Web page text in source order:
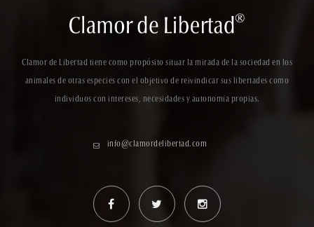
Clamor de Libertad tiene como propósito situar la mirada de la sociedad en los
animales de otras especies con el objetivo de reivindicar sus libertades como
individuos con intereses, necesidades y autonomía propias.
info@clamordelibertad.com